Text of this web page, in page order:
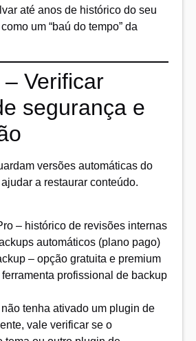
até anos de histórico do seu
um “baú do tempo” da
Verificar
segurança e
versões automáticas do
a restaurar conteúdo.
– histórico de revisões internas
automáticos (plano pago)
– opção gratuita e premium
profissional de backup
tenha ativado um plugin de
vale verificar se o